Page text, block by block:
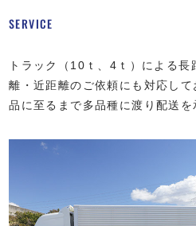
SERVICE
トラック（10ｔ、4ｔ）による
離・近距離のご依頼にも対応し
品に至るまで多品種に渡り配送を